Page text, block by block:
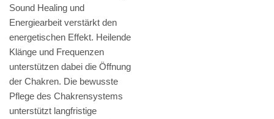
Sound Healing und
Energiearbeit verstärkt den
energetischen Effekt. Heilende
Klänge und Frequenzen
unterstützen dabei die Öffnung
der Chakren. Die bewusste
Pflege des Chakrensystems
unterstützt langfristige